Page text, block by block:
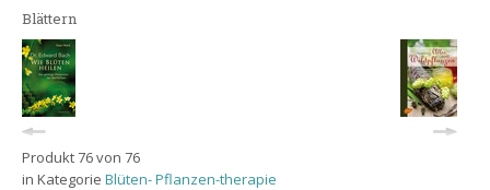
Blättern
Produkt 76 von 76
in Kategorie Blüten- Pflanzen-therapie